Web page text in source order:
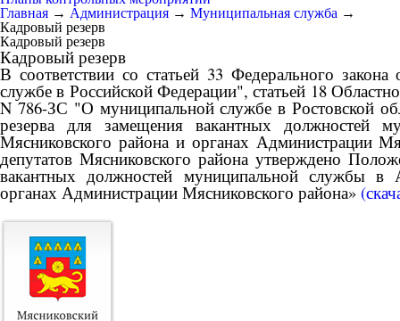
Главная → Администрация → Муниципальная служба →
Кадровый резерв
Кадровый резерв
Кадровый резерв
В соответствии со статьей 33 Федерального
службе в Российской Федерации", статьей 18
N 786-ЗС "О муниципальной службе в Ростовской
резерва для замещения вакантных должностей
Мясниковского района и органах Администрации
депутатов Мясниковского района утверждено
вакантных должностей муниципальной службы в
органах Администрации Мясниковского района»